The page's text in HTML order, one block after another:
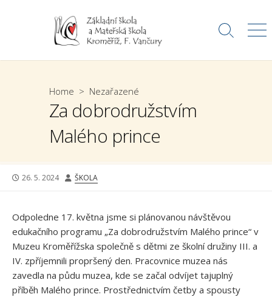
Search
Home > Nezařazené
Za dobrodružstvím
Malého prince
PUBLISHED
26. 5. 2024 AUTHOR
ŠKOLA
Odpoledne 17. května jsme si plánovanou návštěvou
edukačního programu „Za dobrodružstvím Malého prince“ v
Muzeu Kroměřížska společně s dětmi ze školní družiny III. a
IV. zpříjemnili propršený den. Pracovnice muzea nás
zavedla na půdu muzea, kde se začal odvíjet tajuplný
příběh Malého prince. Prostřednictvím četby a spousty